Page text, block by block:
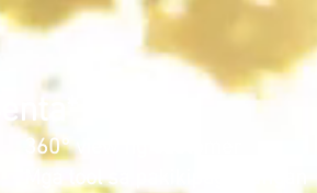
Benta*
360° view ng customer
Mga tool sa pakikipagtulungan